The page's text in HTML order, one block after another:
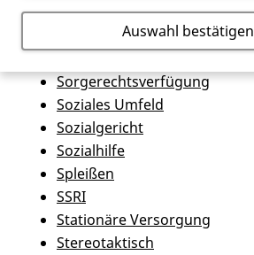
SGB
Sorgerechtsverfügung
Soziales Umfeld
Sozialgericht
Sozialhilfe
Spleißen
SSRI
Stationäre Versorgung
Stereotaktisch
Auswahl bestätigen